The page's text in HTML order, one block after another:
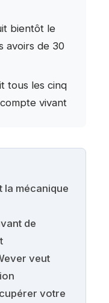
bientôt le
avoirs de 30
tous les cinq
vivant
la mécanique
de
veut
votre